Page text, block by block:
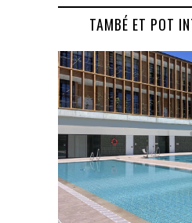
TAMBÉ ET POT